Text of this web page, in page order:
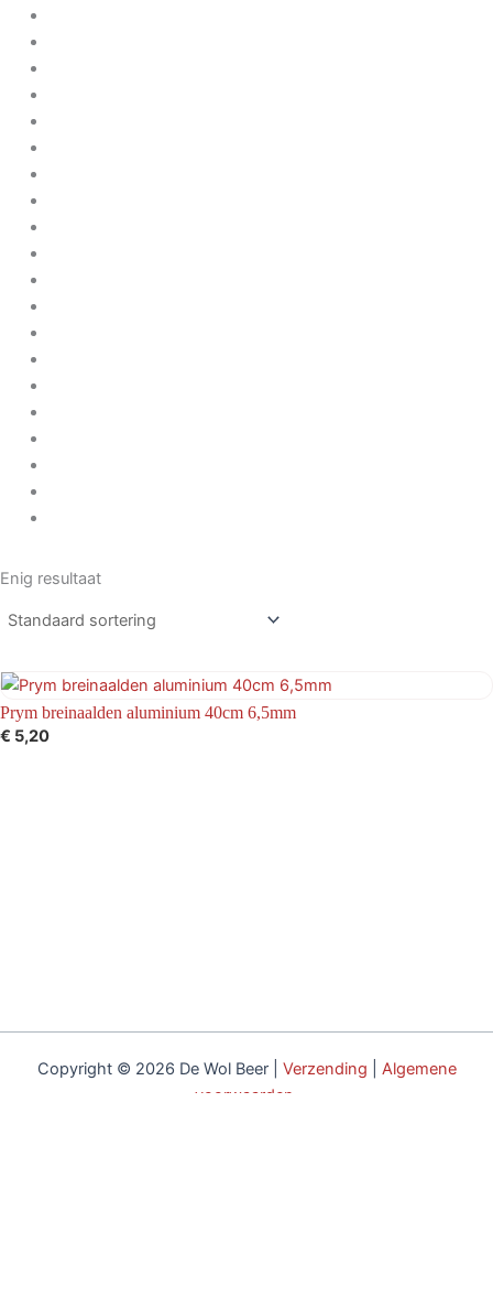
Enig resultaat
Prym breinaalden aluminium 40cm 6,5mm
€ 5,20
Copyright © 2026 De Wol Beer | Verzending
Algemene
voorwaarden